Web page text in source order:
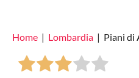
Home Lombardia Piani di